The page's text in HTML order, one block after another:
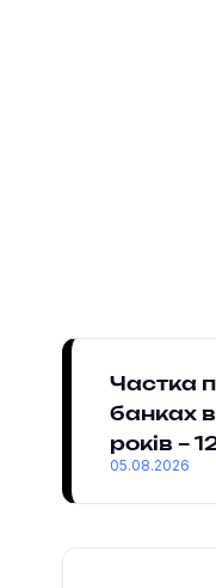
Частка
банках
років –
05.08.2026